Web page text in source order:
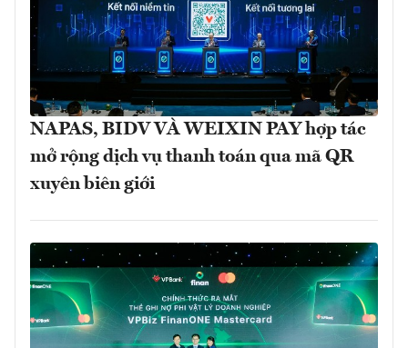
NAPAS, BIDV VÀ WEIXIN PAY hợp tác
mở rộng dịch vụ thanh toán qua mã QR
xuyên biên giới